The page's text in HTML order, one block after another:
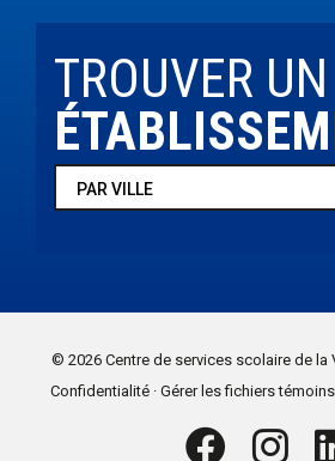
TROUVER UN
© 2026 Centre de services scolaire de la
Confidentialité Gérer les fichiers témoins